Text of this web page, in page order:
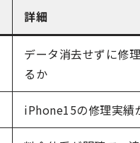
詳細
データ消去せずに修
るか
iPhone15の修理実績